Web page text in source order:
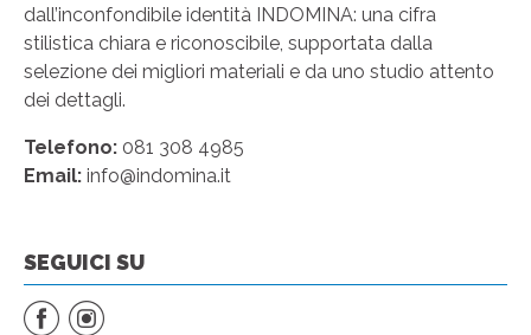
dall’inconfondibile identità INDOMINA: una cifra
stilistica chiara e riconoscibile, supportata dalla
selezione dei migliori materiali e da uno studio attento
dei dettagli.
Telefono: 081 308 4985
Email: info@indomina.it
SEGUICI SU